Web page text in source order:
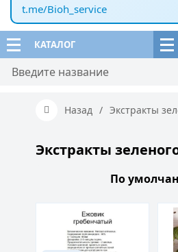
КАТАЛОГ
t.me/Bioh_service
Назад / Экстракты
Экстракты